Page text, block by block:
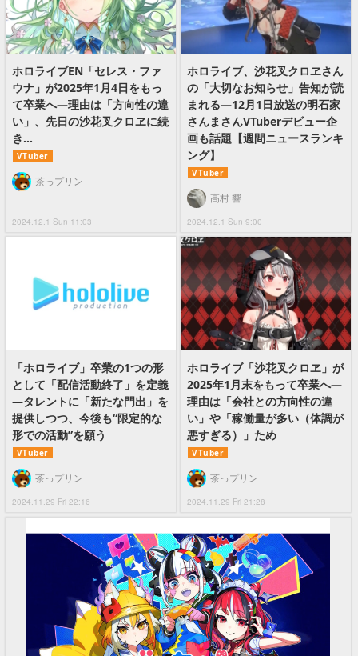
ホロライブEN「セレス・ファ
ウナ」が2025年1月4日をもっ
て卒業へ―理由は「方向性の違
い」、先日の沙花叉クロヱに続
き…
VTuber
2024.12.1 Sun 11:03
茶っプリン
ホロライブ、沙花叉クロヱさん
の「大切なお知らせ」告知が読
まれる―12月1日放送の明石家
さんまさんVTuberデビュー企
画も話題【週間ニュースランキ
ング】
VTuber
2024.12.1 Sun 9:00
高村 響
「ホロライブ」卒業の1つの形
として「配信活動終了」を定義
―タレントに「新たな門出」を
提供しつつ、今後も“限定的な
形での活動”を願う
VTuber
2024.11.29 Fri 22:16
茶っプリン
ホロライブ「沙花叉クロヱ」が
2025年1月末をもって卒業へ―
理由は「会社との方向性の違
い」や「稼働量が多い（体調が
悪すぎる）」ため
VTuber
2024.11.29 Fri 21:28
茶っプリン